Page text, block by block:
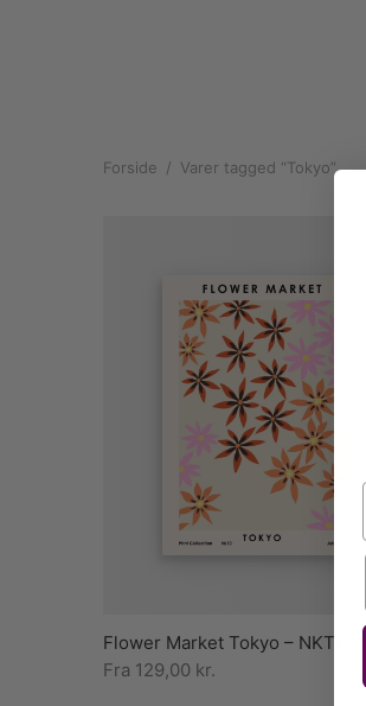
Forside / Varer tagged “Tokyo”
Flower Market Tokyo – NKTN
Fra 129,00 kr.